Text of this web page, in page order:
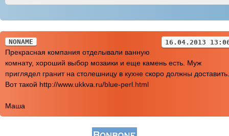
NONAME 16.04.2013
Прекрасная компания отделывали ванную
комнату, хороший выбор мозаики и еще камень есть. Муж
приглядел гранит на столешницу в кухне скоро должны доставить.
Вот такой http://www.ukkva.ru/blue-perl.html
Маша